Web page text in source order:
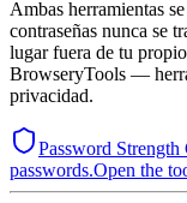
Ambas herramientas
contraseñas nunca se
lugar fuera de tu
BrowseryTools —
privacidad.
Password Strength
passwords.Open the